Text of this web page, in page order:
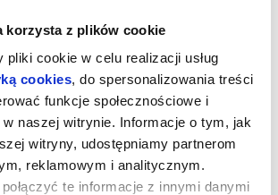
korzysta z plików cookie
cookie w celu realizacji usług
cookies, do spersonalizowania treści
funkcje społecznościowe i
naszej witrynie. Informacje o tym, jak
witryny, udostępniamy partnerom
reklamowym i analitycznym.
te informacje z innymi danymi